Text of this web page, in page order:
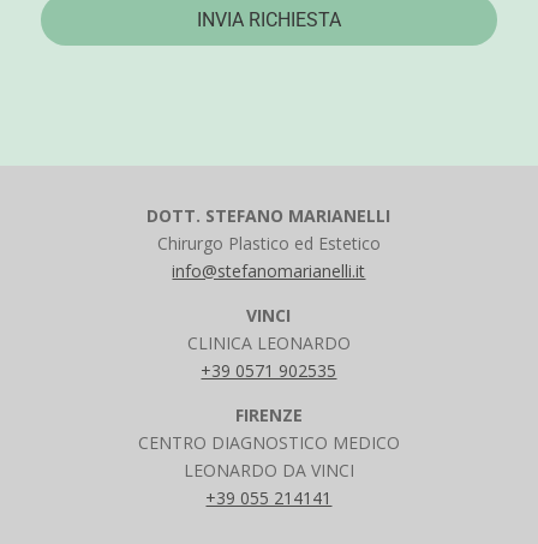
INVIA RICHIESTA
DOTT. STEFANO MARIANELLI
Chirurgo Plastico ed Estetico
info@stefanomarianelli.it
VINCI
CLINICA LEONARDO
+39 0571 902535
FIRENZE
CENTRO DIAGNOSTICO MEDICO
LEONARDO DA VINCI
+39 055 214141